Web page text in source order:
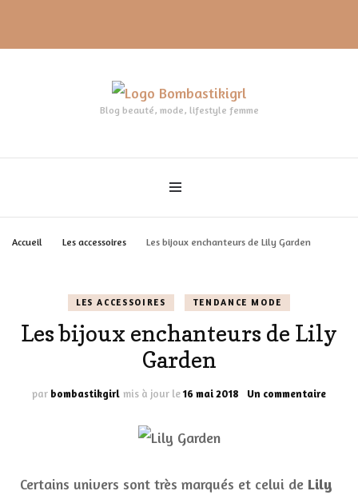
Blog beauté, mode, lifestyle femme
Accueil Les accessoires Les bijoux enchanteurs de Lily Garden
LES ACCESSOIRES TENDANCE MODE
Les bijoux enchanteurs de Lily
Garden
par bombastikgirl mis à jour le16 mai 2018 Un commentairesur
Certains univers sont très marqués et celui de Lily